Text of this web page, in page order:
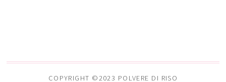
COPYRIGHT ©2023 POLVERE DI RISO